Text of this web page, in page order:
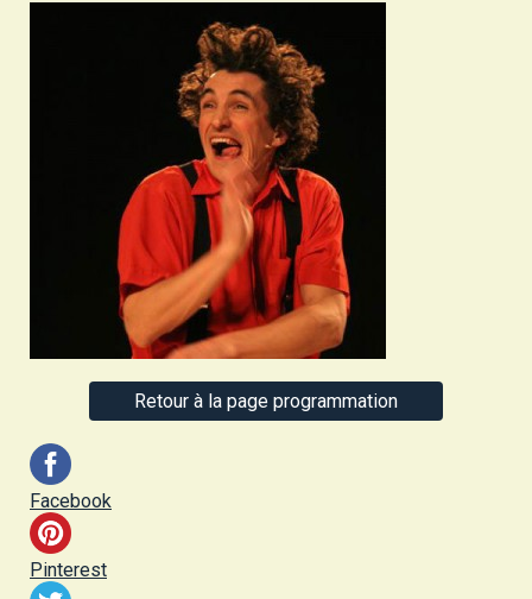
Retour à la page programmation
Facebook
Pinterest